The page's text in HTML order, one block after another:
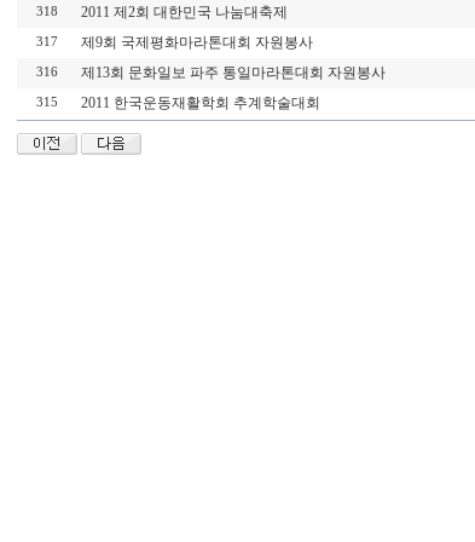
318 2011 제2회 대한민국 나눔대축제
317 제9회 국제평화마라톤대회 자원봉사
316 제13회 문화일보 파주 통일마라톤대회 자원봉사
315 2011 한국운동재활학회 추계학술대회